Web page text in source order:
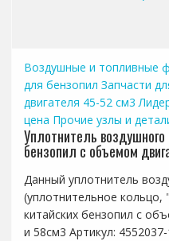
Воздушные и топливные
для бензопил Запчасти
двигателя 45-52 см3
цена Прочие узлы и
Уплотнитель
бензопил с объемом
Данный уплотнитель
(уплотнительное кольцо,
китайских бензопил с
и 58см3 Артикул: